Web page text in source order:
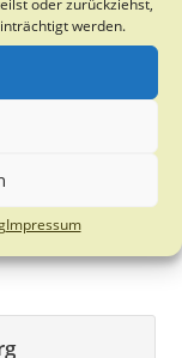
werden.
Impressum
bis
nächsten
am 30. Juni